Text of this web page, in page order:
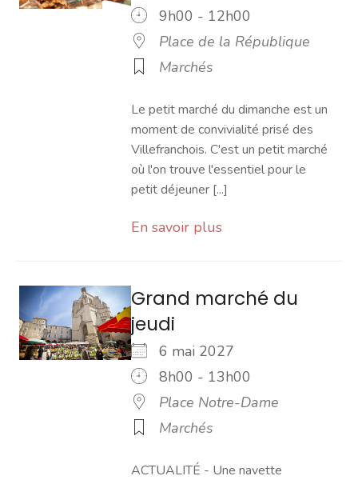
9h00 - 12h00
Place de la République
Marchés
Le petit marché du dimanche est un
moment de convivialité prisé des
Villefranchois. C'est un petit marché
où l'on trouve l'essentiel pour le
petit déjeuner [...]
En savoir plus
Grand marché du
jeudi
6 mai 2027
8h00 - 13h00
Place Notre-Dame
Marchés
ACTUALITÉ - Une navette